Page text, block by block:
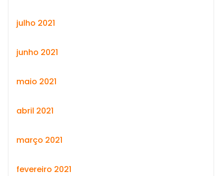
julho 2021
junho 2021
maio 2021
abril 2021
março 2021
fevereiro 2021